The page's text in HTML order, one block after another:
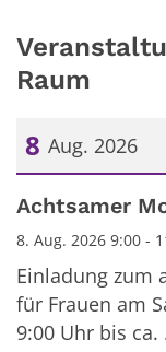
Raum
8 Aug. 2026
Datum: 8.
Achtsamer
8. Aug. 2026 9:00 -
Einladung zum
für Frauen am
9:00 Uhr bis ca.